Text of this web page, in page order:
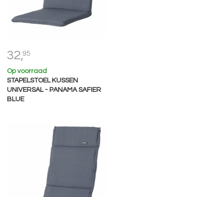
32,95
Op voorraad
STAPELSTOEL KUSSEN
UNIVERSAL - PANAMA SAFIER
BLUE